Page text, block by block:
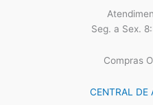
Seg. a Sex.
Compras
CENTRAL DE